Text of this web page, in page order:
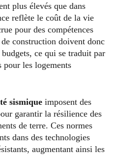
plus élevés que dans
reflète le coût de la vie
pour des compétences
construction doivent donc
ce qui se traduit par
pour les logements
sismique imposent des
garantir la résilience des
de terre. Ces normes
dans des technologies
augmentant ainsi les